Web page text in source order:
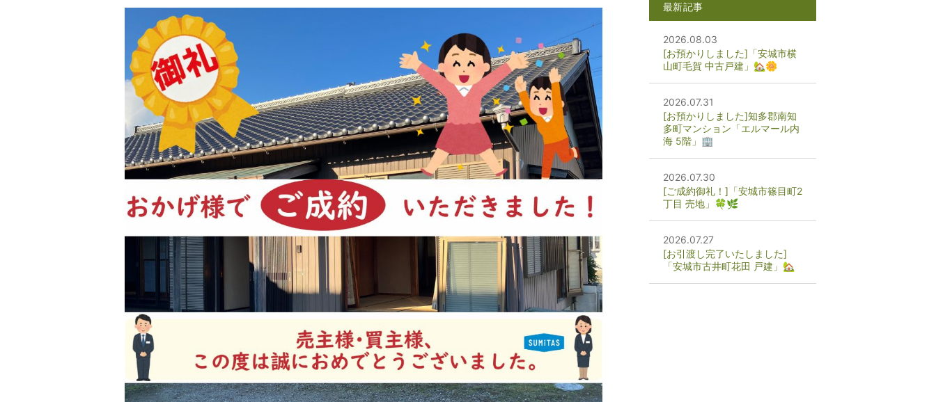
最新記事
2026.08.03
[お預かりしました]「安城市横
山町毛賀 中古戸建」🏡🌼
2026.07.31
[お預かりしました]知多郡南知
多町マンション「エルマール内
海 5階」🏢
2026.07.30
[ご成約御礼！]「安城市篠目町2
丁目 売地」🍀🌿
2026.07.27
[お引渡し完了いたしました]
「安城市古井町花田 戸建」🏡